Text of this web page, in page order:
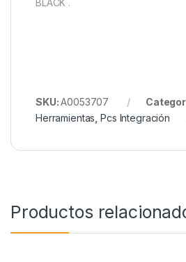
BLACK .
SKU:A0053707
Herramientas ,Pcs Integración
Productos